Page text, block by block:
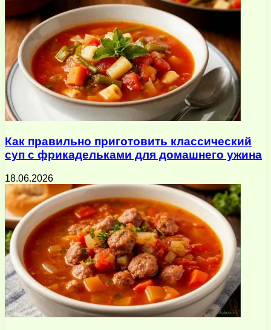
Как правильно приготовить классический
суп с фрикадельками для домашнего ужина
18.06.2026